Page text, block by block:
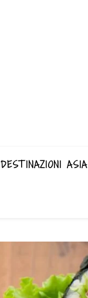
DESTINAZIONI ASIA